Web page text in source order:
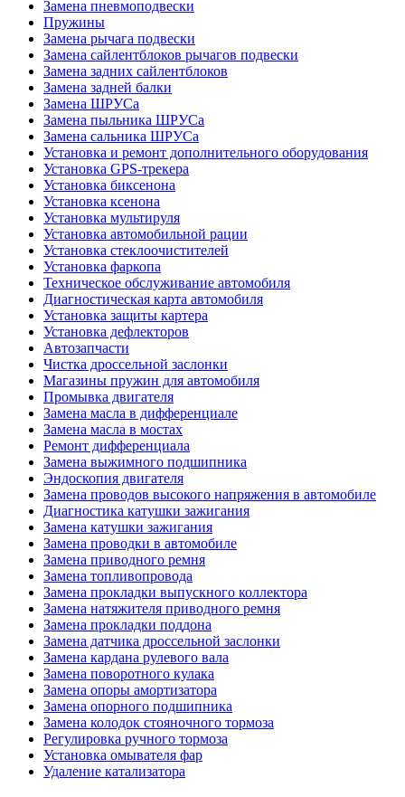
Замена пневмоподвески
Пружины
Замена рычага подвески
Замена сайлентблоков рычагов подвески
Замена задних сайлентблоков
Замена задней балки
Замена ШРУСа
Замена пыльника ШРУСа
Замена сальника ШРУСа
Установка и ремонт дополнительного оборудования
Установка GPS-трекера
Установка биксенона
Установка ксенона
Установка мультируля
Установка автомобильной рации
Установка стеклоочистителей
Установка фаркопа
Техническое обслуживание автомобиля
Диагностическая карта автомобиля
Установка защиты картера
Установка дефлекторов
Автозапчасти
Чистка дроссельной заслонки
Магазины пружин для автомобиля
Промывка двигателя
Замена масла в дифференциале
Замена масла в мостах
Ремонт дифференциала
Замена выжимного подшипника
Эндоскопия двигателя
Замена проводов высокого напряжения в автомобиле
Диагностика катушки зажигания
Замена катушки зажигания
Замена проводки в автомобиле
Замена приводного ремня
Замена топливопровода
Замена прокладки выпускного коллектора
Замена натяжителя приводного ремня
Замена прокладки поддона
Замена датчика дроссельной заслонки
Замена кардана рулевого вала
Замена поворотного кулака
Замена опоры амортизатора
Замена опорного подшипника
Замена колодок стояночного тормоза
Регулировка ручного тормоза
Установка омывателя фар
Удаление катализатора